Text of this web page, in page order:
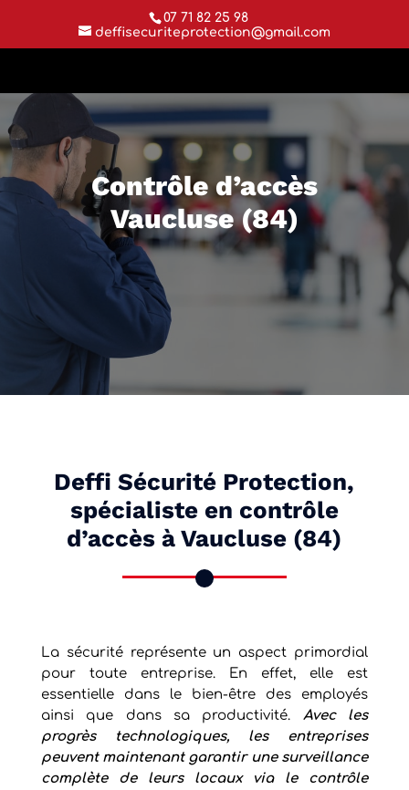
07 71 82 25 98
deffisecuriteprotection@gmail.com
Contrôle d’accès
Vaucluse (84)
Deffi Sécurité Protection,
spécialiste en contrôle
d’accès à Vaucluse (84)
La sécurité représente un aspect primordial
pour toute entreprise. En effet, elle est
essentielle dans le bien-être des employés
ainsi que dans sa productivité. Avec les
progrès technologiques, les entreprises
peuvent maintenant garantir une surveillance
complète de leurs locaux via le contrôle